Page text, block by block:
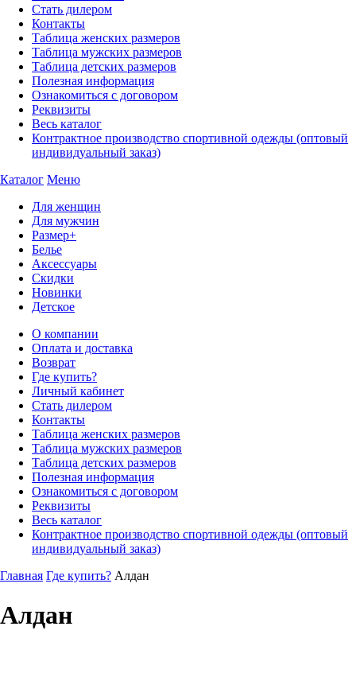
Стать дилером
Контакты
Таблица женских размеров
Таблица мужских размеров
Таблица детских размеров
Полезная информация
Ознакомиться с договором
Реквизиты
Весь каталог
Контрактное производство спортивной одежды (оптовый
индивидуальный заказ)
Каталог Меню
Для женщин
Для мужчин
Размер+
Белье
Аксессуары
Скидки
Новинки
Детское
О компании
Оплата и доставка
Возврат
Где купить?
Личный кабинет
Стать дилером
Контакты
Таблица женских размеров
Таблица мужских размеров
Таблица детских размеров
Полезная информация
Ознакомиться с договором
Реквизиты
Весь каталог
Контрактное производство спортивной одежды (оптовый
индивидуальный заказ)
Главная Где купить? Алдан
Алдан